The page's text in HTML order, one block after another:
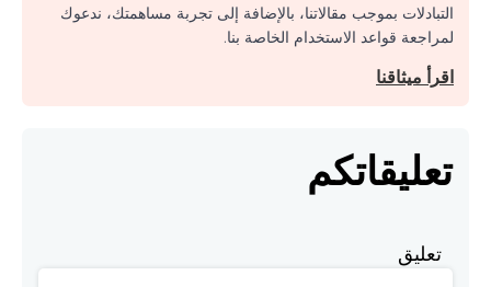
التبادلات بموجب مقالاتنا، بالإضافة إلى تجربة مساهمتك، ندعوك
لمراجعة قواعد الاستخدام الخاصة بنا.
اقرأ ميثاقنا
تعليقاتكم
تعليق